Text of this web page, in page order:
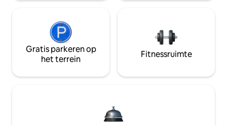
Gratis parkeren op
het terrein
Fitnessruimte